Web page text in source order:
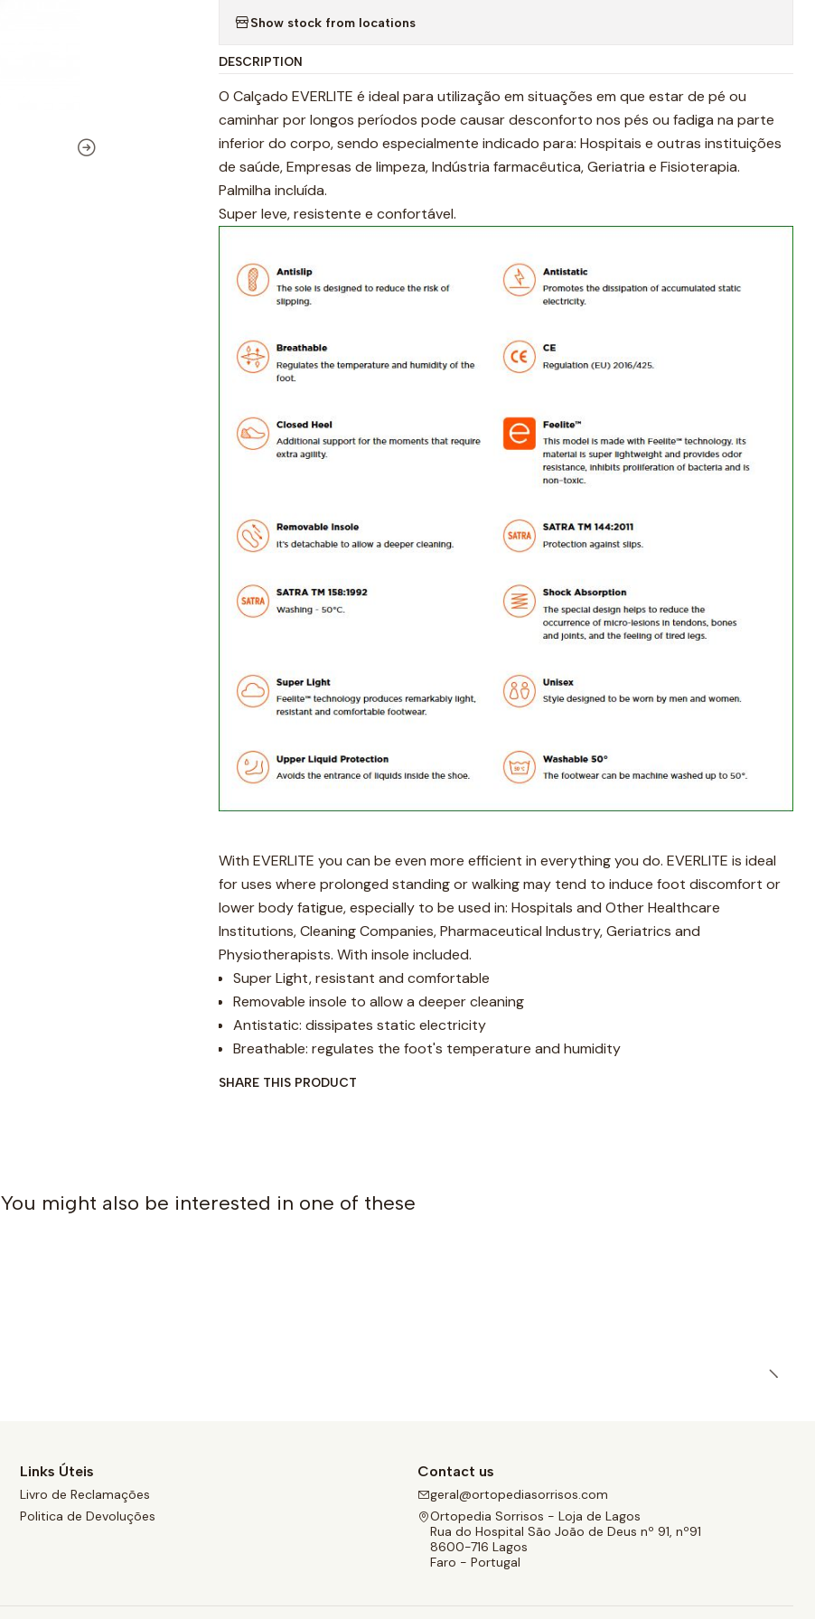
Show stock from locations
DESCRIPTION
O Calçado EVERLITE é ideal para utilização em situações em que estar de pé ou
caminhar por longos períodos pode causar desconforto nos pés ou fadiga na parte
inferior do corpo, sendo especialmente indicado para: Hospitais e outras instituições
de saúde, Empresas de limpeza, Indústria farmacêutica, Geriatria e Fisioterapia.
Palmilha incluída.
Super leve, resistente e confortável.
With EVERLITE you can be even more efficient in everything you do. EVERLITE is ideal
for uses where prolonged standing or walking may tend to induce foot discomfort or
lower body fatigue, especially to be used in: Hospitals and Other Healthcare
Institutions, Cleaning Companies, Pharmaceutical Industry, Geriatrics and
Physiotherapists. With insole included.
Super Light, resistant and comfortable
Removable insole to allow a deeper cleaning
Antistatic: dissipates static electricity
Breathable: regulates the foot's temperature and humidity
SHARE THIS PRODUCT
You might also be interested in one of these
Links Úteis
Livro de Reclamações
Politica de Devoluções
Contact us
geral@ortopediasorrisos.com
Ortopedia Sorrisos - Loja de Lagos
Rua do Hospital São João de Deus nº 91, nº91
8600-716 Lagos
Faro - Portugal